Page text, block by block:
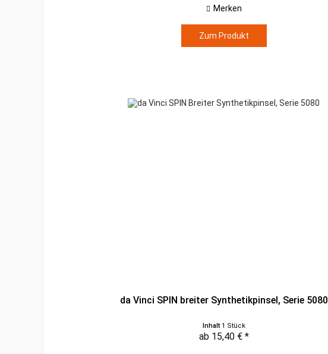
Merken
Zum Produkt
da Vinci SPIN breiter Synthetikpinsel, Serie 5080
Inhalt 1 Stück
ab 15,40 € *